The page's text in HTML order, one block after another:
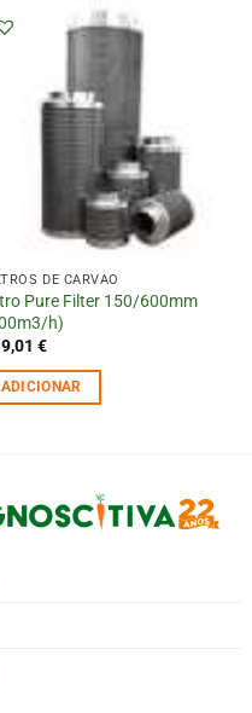
DE CARVÃO
Pure Filter 150/600mm
h)
€
ADICIONAR